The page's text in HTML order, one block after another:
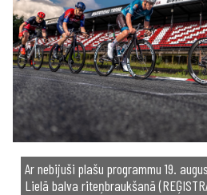
Ar nebijuši plašu programmu 19.
Lielā balva riteņbraukšanā